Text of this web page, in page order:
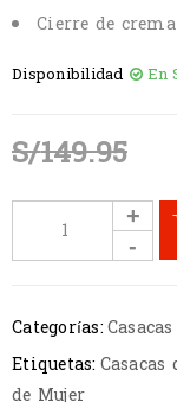
Cierre de
Disponibilidad En
S/149.95
Categorías:
Etiquetas:
de Mujer